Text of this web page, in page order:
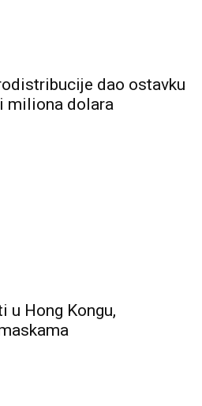
dao ostavku
miliona dolara
u Hong Kongu,